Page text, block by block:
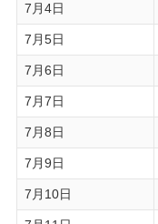
7月4日
7月5日
7月6日
7月7日
7月8日
7月9日
7月10日